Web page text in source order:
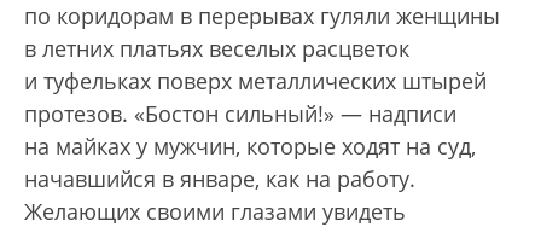
по коридорам в перерывах гуляли женщины
в летних платьях веселых расцветок
и туфельках поверх металлических штырей
протезов. «Бостон сильный!» — надписи
на майках у мужчин, которые ходят на суд,
начавшийся в январе, как на работу.
Желающих своими глазами увидеть